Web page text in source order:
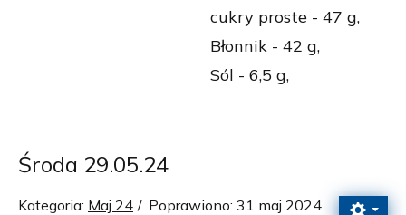
cukry proste - 47 g,
Błonnik - 42 g,
Sól - 6,5 g,
Środa 29.05.24
Kategoria: Maj 24 Poprawiono: 31 maj 2024